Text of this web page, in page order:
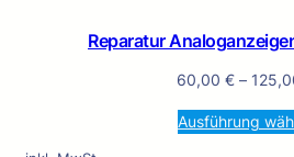
Reparatur
60,00 €–
Ausführung